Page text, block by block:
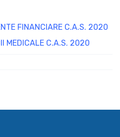
FINANCIARE C.A.S. 2020
MEDICALE C.A.S. 2020